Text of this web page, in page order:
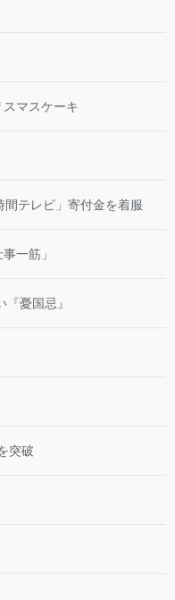
マスケーキ
間テレビ」寄付金を着服
一筋」
憂国忌』
突破